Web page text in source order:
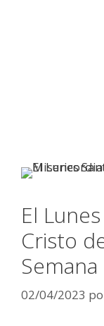
El
Cristo
02/04/2023